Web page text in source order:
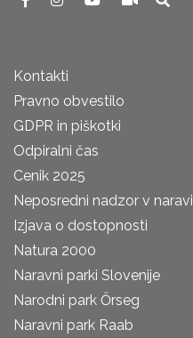
Kontakti
Pravno obvestilo
GDPR in piškotki
Odpiralni čas
Cenik 2025
Neposredni nadzor v naravi
Izjava o dostopnosti
Natura 2000
Naravni parki Slovenije
Narodni park Őrseg
Naravni park Raab